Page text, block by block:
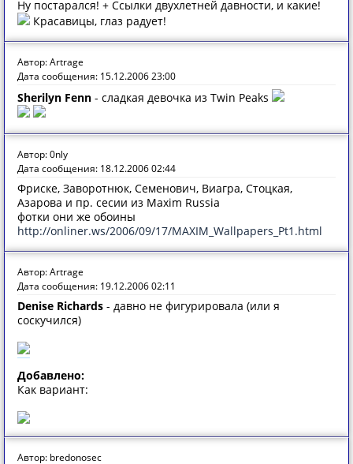
Ну постарался! + Ссылки двухлетней давности, и какие!
Красавицы, глаз радует!
Автор: Artrage
Дата сообщения: 15.12.2006 23:00
Sherilyn Fenn - сладкая девочка из Twin Peaks
Автор: 0nly
Дата сообщения: 18.12.2006 02:44
Фриске, Заворотнюк, Семенович, Виагра, Стоцкая,
Азарова и пр. сесии из Maxim Russia
фотки они же обоины
http://onliner.ws/2006/09/17/MAXIM_Wallpapers_Pt1.html
Автор: Artrage
Дата сообщения: 19.12.2006 02:11
Denise Richards - давно не фигурировала (или я
соскучился)
Добавлено:
Как вариант:
Автор: bredonosec